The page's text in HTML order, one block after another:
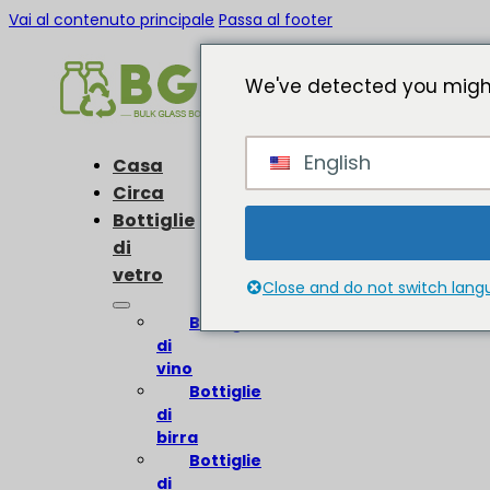
Vai al contenuto principale Passa al footer
Casa
Circa
Bottiglie
di
vetro
Bottiglie
di
vino
Bottiglie
di
birra
Bottiglie
di
We've detected you
English
Close and do not switch